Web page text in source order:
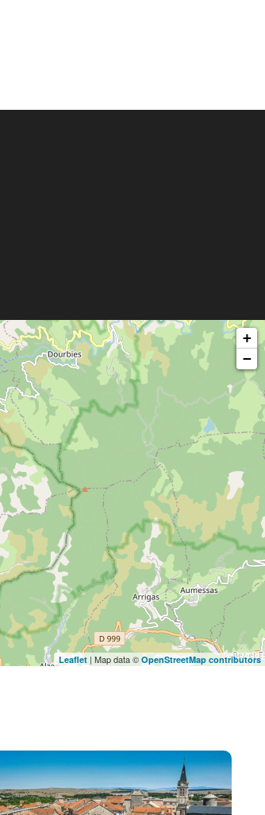
+
−
Leaflet | Map data © OpenStreetMap contributors